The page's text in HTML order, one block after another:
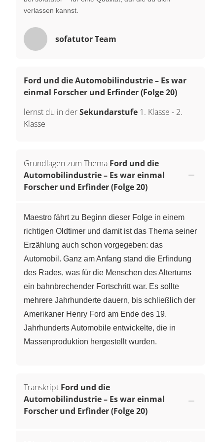
verlassen kannst.
sofatutor Team
Ford und die Automobilindustrie – Es war
einmal Forscher und Erfinder (Folge 20)
lernst du in derSekundarstufe 1. Klasse - 2.
Klasse
Grundlagen zum Thema Ford und die
Automobilindustrie – Es war einmal
Forscher und Erfinder (Folge 20)
Maestro fährt zu Beginn dieser Folge in einem
richtigen Oldtimer und damit ist das Thema seiner
Erzählung auch schon vorgegeben: das
Automobil. Ganz am Anfang stand die Erfindung
des Rades, was für die Menschen des Altertums
ein bahnbrechender Fortschritt war. Es sollte
mehrere Jahrhunderte dauern, bis schließlich der
Amerikaner Henry Ford am Ende des 19.
Jahrhunderts Automobile entwickelte, die in
Massenproduktion hergestellt wurden.
Transkript Ford und die
Automobilindustrie – Es war einmal
Forscher und Erfinder (Folge 20)